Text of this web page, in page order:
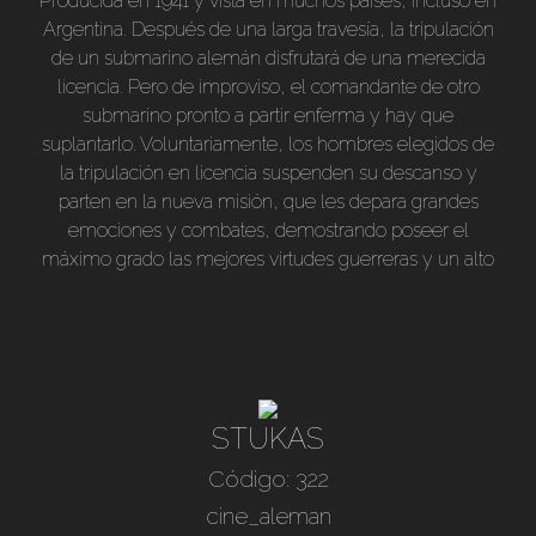
B/n., subtitulado en español.
Argentina. Después de una larga travesía, la tripulación
de un submarino alemán disfrutará de una merecida
licencia. Pero de improviso, el comandante de otro
submarino pronto a partir enferma y hay que
suplantarlo. Voluntariamente, los hombres elegidos de
la tripulación en licencia suspenden su descanso y
parten en la nueva misión, que les depara grandes
emociones y combates, demostrando poseer el
máximo grado las mejores virtudes guerreras y un alto
STUKAS
Código: 322
cine_aleman